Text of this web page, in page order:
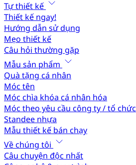
Tự thiết kế
Thiết kế ngay!
Hướng dẫn sử dụng
Mẹo thiết kế
Câu hỏi thường gặp
Mẫu sản phẩm
Quà tặng cá nhân
Móc tên
Móc chìa khóa cá nhân hóa
Móc theo yêu cầu công ty / tổ chức
Standee nhựa
Mẫu thiết kế bán chạy
Về chúng tôi
Câu chuyện độc nhất